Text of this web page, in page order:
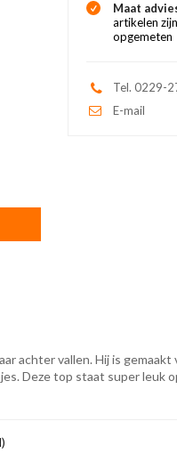
Maat
artikelen zijn
opgemeten
Tel. 0229-
E-mail
achter vallen. Hij is gemaakt
Deze top staat super leuk